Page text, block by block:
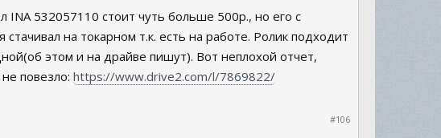
INA 532057110 стоит чуть больше 500р., но его с
на токарном т.к. есть на работе. Ролик подходит
этом и на драйве пишут). Вот неплохой отчет,
повезло: https://www.drive2.com/l/7869822/
#106